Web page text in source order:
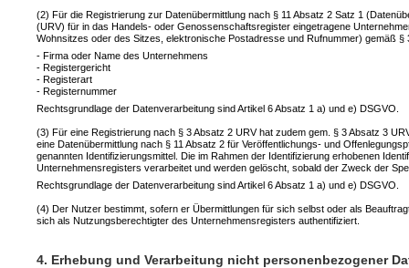
(2) Für die Registrierung zur Datenübermittlung nach § 11 Absatz 2 Satz 1
(URV) für in das Handels- oder Genossenschaftsregister eingetragene
Wohnsitzes oder des Sitzes, elektronische Postadresse und Rufnummer) gemäß
- Firma oder Name des Unternehmens
- Registergericht
- Registerart
- Registernummer
Rechtsgrundlage der Datenverarbeitung sind Artikel 6 Absatz 1 a) und e) DSGVO.
(3) Für eine Registrierung nach § 3 Absatz 2 URV hat zudem gem. § 3 Absatz 3
eine Datenübermittlung nach § 11 Absatz 2 für Veröffentlichungs- und
genannten Identifizierungsmittel. Die im Rahmen der Identifizierung erhobenen
Unternehmensregisters verarbeitet und werden gelöscht, sobald der Zweck der
Rechtsgrundlage der Datenverarbeitung sind Artikel 6 Absatz 1 a) und e) DSGVO.
(4) Der Nutzer bestimmt, sofern er Übermittlungen für sich selbst oder als
sich als Nutzungsberechtigter des Unternehmensregisters authentifiziert.
4. Erhebung und Verarbeitung nicht personenbezogener